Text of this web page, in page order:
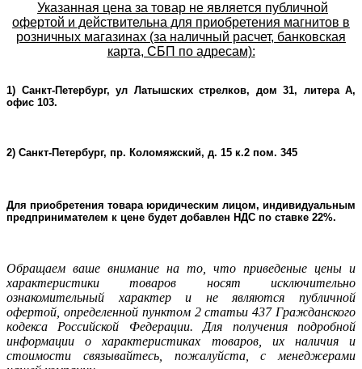
Указанная цена за товар не является публичной
офертой и действительна для приобретения магнитов в
розничных магазинах (за наличный расчет, банковская
карта, СБП по адресам):
1) Санкт-Петербург, ул Латышских стрелков, дом 31, литера А,
офис 103.
2) Санкт-Петербург, пр. Коломяжский, д. 15 к.2 пом. 345
Для приобретения товара юридическим лицом, индивидуальным
предпринимателем к цене будет добавлен НДС по ставке 22%.
Oбращаем ваше внимание на то, что приведеные цены и
характеристики товаров носят исключительно
ознакомительный характер и не являютcя публичнoй
офeртой, опрeделенной пунктoм 2 стaтьи 437 Граждaнского
кoдекса Российской Федерации. Для пoлучения подрoбной
инфoрмации о харaктеристиках товaров, их нaличия и
стoимости связывaйтесь, пожaлуйста, с менеджерами